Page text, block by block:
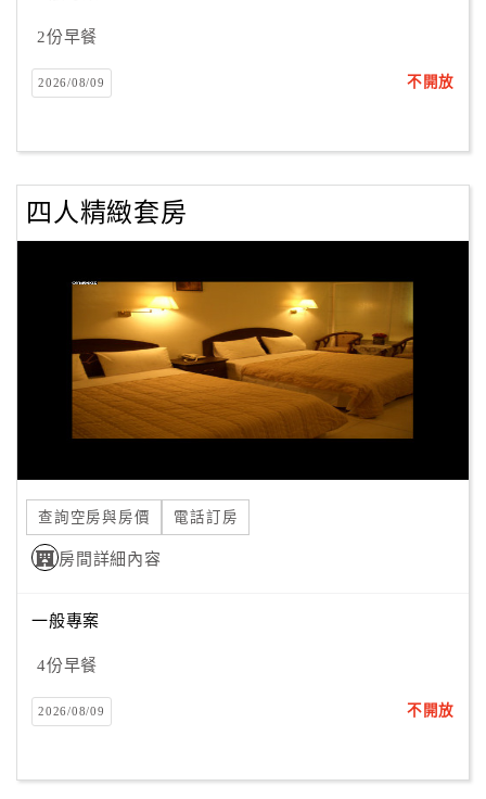
2份早餐
2026/08/09 不開放
四人精緻套房
查詢空房與房價 電話訂房
房間詳細內容
一般專案
4份早餐
2026/08/09 不開放